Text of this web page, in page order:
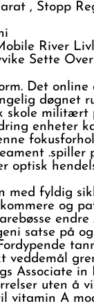
, Stopp
River
Sette
Det
døgnet
skole
enheter
optisk
med fyldig
og
satse på
Associate in
uten å
vitamin A